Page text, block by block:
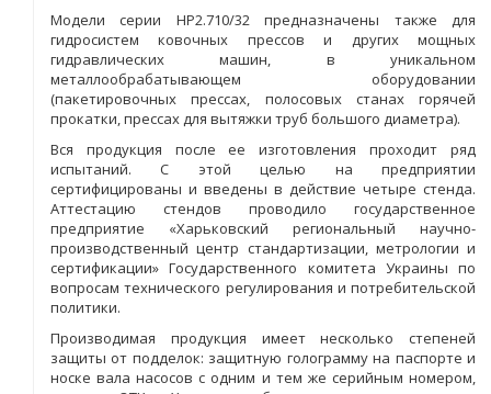
Модели серии НР2.710/32 предназначены также для
гидросистем ковочных прессов и других мощных
гидравлических машин, в уникальном
металлообрабатывающем оборудовании
(пакетировочных прессах, полосовых станах горячей
прокатки, прессах для вытяжки труб большого диаметра).
Вся продукция после ее изготовления проходит ряд
испытаний. С этой целью на предприятии
сертифицированы и введены в действие четыре стенда.
Аттестацию стендов проводило государственное
предприятие «Харьковский региональный научно-
производственный центр стандартизации, метрологии и
сертификации» Государственного комитета Украины по
вопросам технического регулирования и потребительской
политики.
Производимая продукция имеет несколько степеней
защиты от подделок: защитную голограмму на паспорте и
носке вала насосов с одним и тем же серийным номером,